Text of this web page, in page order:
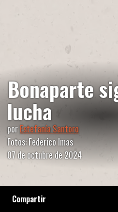
Compartir
Bonaparte
lucha
porEstefanía Santoro
Fotos: Federico Imas
07 de octubre de 2024